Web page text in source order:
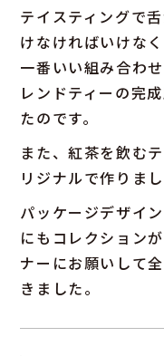
テイスティングで
けなければいけな
一番いい組み合わ
レンドティーの完
たのです。
また、紅茶を飲む
リジナルで作りまし
パッケージデザイ
にもコレクション
ナーにお願いして
きました。